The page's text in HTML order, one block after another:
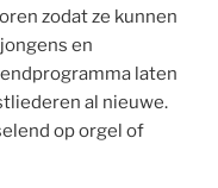
zodat ze kunnen
en
laten
al nieuwe.
op orgel of